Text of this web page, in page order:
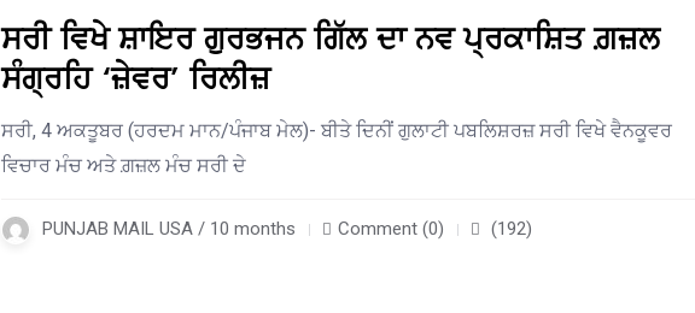
ਸਰੀ ਵਿਖੇ ਸ਼ਾਇਰ ਗੁਰਭਜਨ ਗਿੱਲ ਦਾ ਨਵ ਪ੍ਰਕਾਸ਼ਿਤ ਗ਼ਜ਼ਲ
ਸੰਗ੍ਰਹਿ ‘ਜ਼ੇਵਰ’ ਰਿਲੀਜ਼
ਸਰੀ, 4 ਅਕਤੂਬਰ (ਹਰਦਮ ਮਾਨ/ਪੰਜਾਬ ਮੇਲ)- ਬੀਤੇ ਦਿਨੀਂ ਗੁਲਾਟੀ ਪਬਲਿਸ਼ਰਜ਼ ਸਰੀ ਵਿਖੇ ਵੈਨਕੂਵਰ
ਵਿਚਾਰ ਮੰਚ ਅਤੇ ਗ਼ਜ਼ਲ ਮੰਚ ਸਰੀ ਦੇ
PUNJAB MAIL USA / 10 months Comment (0) (192)